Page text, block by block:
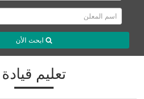
ابحث الأن
تعليم قيادة